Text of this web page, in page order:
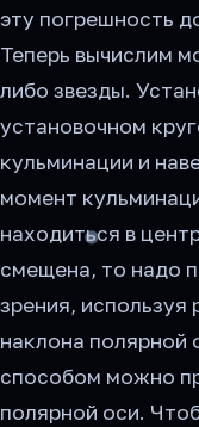
эту погрешность
Теперь вычислим
либо звезды.
установочном
кульминации и
момент
находиться в
смещена, то надо
зрения, используя
наклона полярной
способом можно
полярной оси.